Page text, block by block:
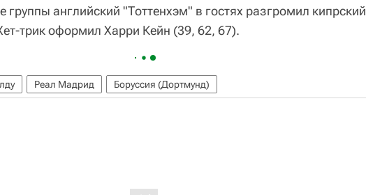
группы английский "Тоттенхэм" в гостях разгромил кипрский
трик оформил Харри Кейн (39, 62, 67).
Реал Мадрид Боруссия (Дортмунд)